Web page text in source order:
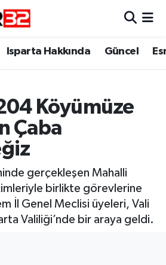
Isparta Hakkında Güncel
Köyümüze
Çaba
gerçekleşen Mahalli
birlikte görevlerine
İl Genel Meclisi üyeleri, Vali
Valiliği’nde bir araya geldi.
Eczaneler
Haritası
ve Fikstür